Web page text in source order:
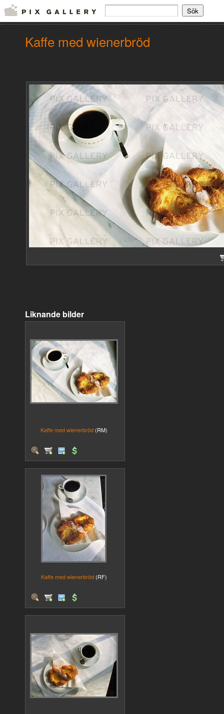
Kaffe med wienerbröd
Liknande bilder
Kaffe med wienerbröd (RM)
Kaffe med wienerbröd (RF)